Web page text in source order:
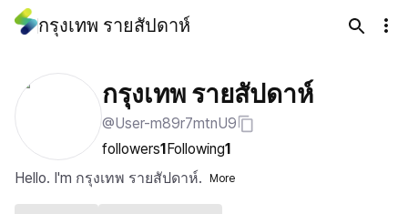
กรุงเทพ รายสัปดาห์
กรุงเทพ รายสัปดาห์
@User-m89r7mtnU9
followers1Following1
Hello. I'm กรุงเทพ รายสัปดาห์.
More